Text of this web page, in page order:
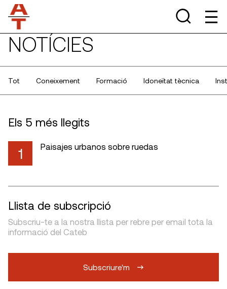
NOTÍCIES
Tot Coneixement Formació Idoneïtat tècnica
Els 5 més llegits
1 Paisajes urbanos sobre ruedas
Llista de subscripció
Subscriu-te a la nostra llista per rebre per email tota la
informació del Cateb
Subscriure'm